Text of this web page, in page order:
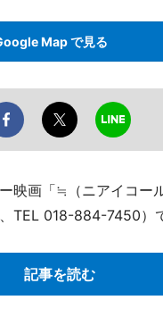
Map で見る
映画「≒（ニアイコー
TEL 018-884-7450）
記事を読む